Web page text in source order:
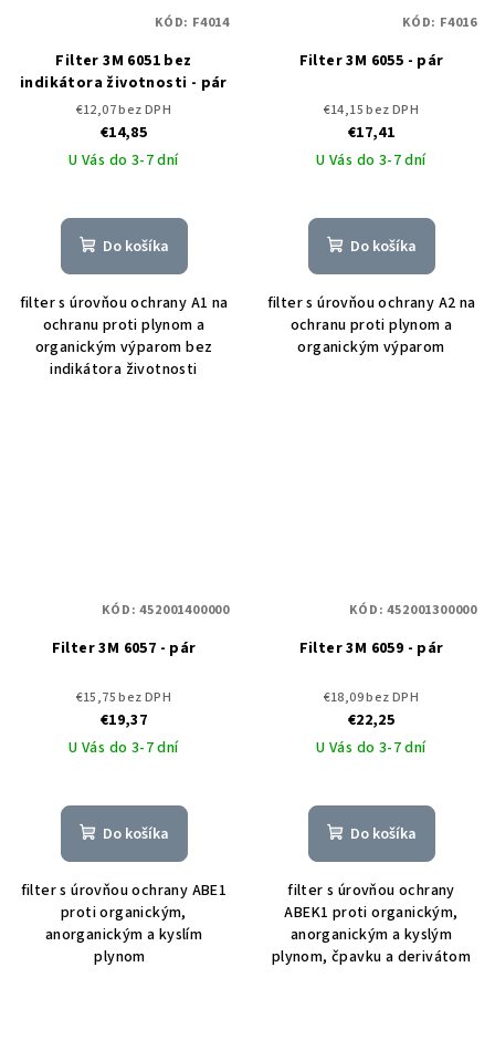
Filter 3M 6051 bez
indikátora životnosti - pár
€12,07 bez DPH
€14,85
U Vás do 3-7 dní
Do košíka
filter s úrovňou ochrany A1 na
ochranu proti plynom a
organickým výparom bez
indikátora životnosti
KÓD: F4014
Filter 3M 6055 - pár
€14,15 bez DPH
€17,41
U Vás do 3-7 dní
Do košíka
filter s úrovňou ochrany A2 na
ochranu proti plynom a
organickým výparom
KÓD: F4016
Filter 3M 6057 - pár
€15,75 bez DPH
€19,37
U Vás do 3-7 dní
Do košíka
filter s úrovňou ochrany ABE1
proti organickým,
anorganickým a kyslím
plynom
KÓD:452001400000
Filter 3M 6059 - pár
€18,09 bez DPH
€22,25
U Vás do 3-7 dní
Do košíka
filter s úrovňou ochrany
ABEK1 proti organickým,
anorganickým a kyslým
plynom, čpavku a derivátom
KÓD:452001300000